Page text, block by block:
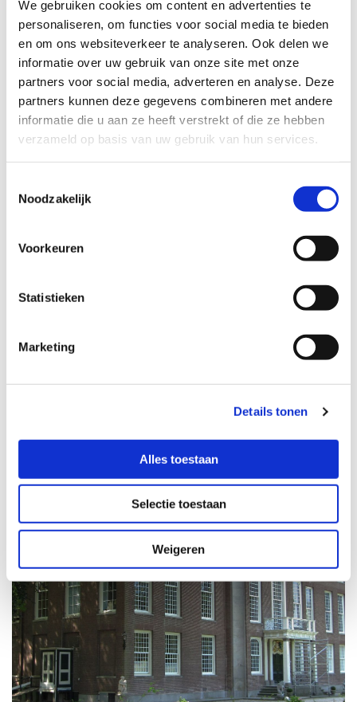
We gebruiken cookies om content en advertenties te
personaliseren, om functies voor social media te bieden
en om ons websiteverkeer te analyseren. Ook delen we
informatie over uw gebruik van onze site met onze
partners voor social media, adverteren en analyse. Deze
partners kunnen deze gegevens combineren met andere
informatie die u aan ze heeft verstrekt of die ze hebben
verzameld op basis van uw gebruik van hun services.
Noodzakelijk
Voorkeuren
Statistieken
Marketing
Details tonen
Alles toestaan
Selectie toestaan
Weigeren
voor de...